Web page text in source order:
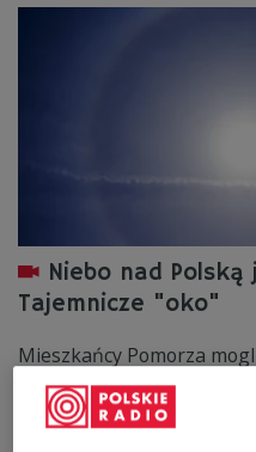
Niebo nad
Tajemnicze "oko"
Mieszkańcy Pomorza
efektowne halo, a w
słońca poboczne. Zdjęcia i